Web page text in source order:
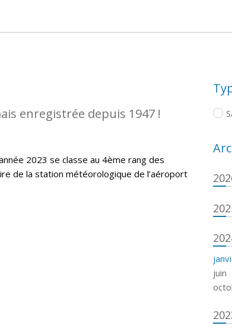
enregistrée depuis 1947 !
2023 se classe au 4ème rang des
de la station météorologique de l’aéroport
juin